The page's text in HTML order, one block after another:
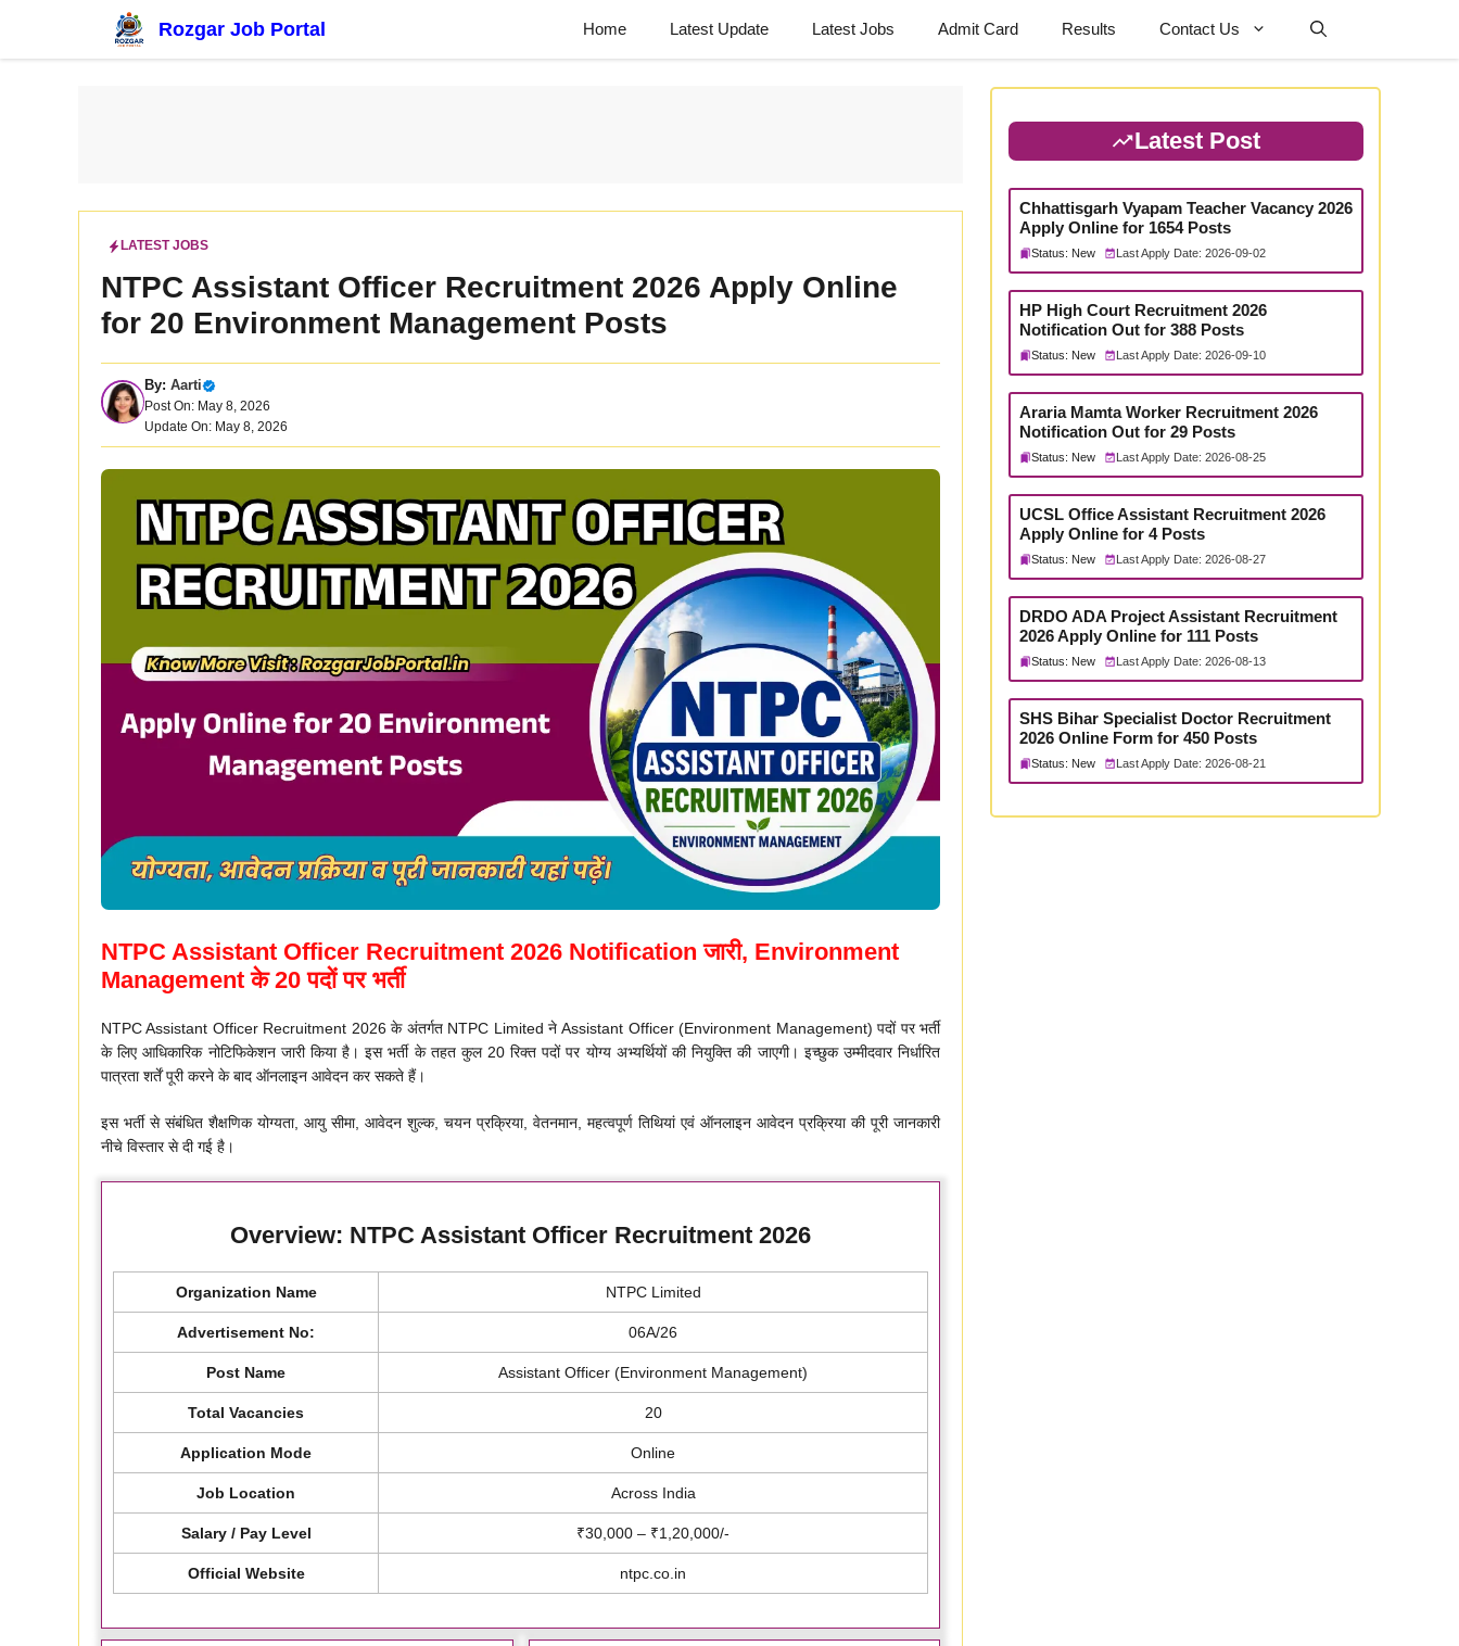
content
Rozgar Job Portal Home Latest Update Latest Jobs Admit Card Results Contact Us
LATEST JOBS
NTPC Assistant Officer Recruitment 2026 Apply Online
for 20 Environment Management Posts
By: Aarti
Post On: May 8, 2026
Update On: May 8, 2026
NTPC Assistant Officer Recruitment 2026 Notification जारी, Environment
Management के 20 पदों पर भर्ती
NTPC Assistant Officer Recruitment 2026 के अंतर्गत NTPC Limited ने Assistant Officer (Environment Management) पदों पर भर्ती
के लिए आधिकारिक नोटिफिकेशन जारी किया है। इस भर्ती के तहत कुल 20 रिक्त पदों पर योग्य अभ्यर्थियों की नियुक्ति की जाएगी। इच्छुक उम्मीदवार निर्धारित
पात्रता शर्तें पूरी करने के बाद ऑनलाइन आवेदन कर सकते हैं।
इस भर्ती से संबंधित शैक्षणिक योग्यता, आयु सीमा, आवेदन शुल्क, चयन प्रक्रिया, वेतनमान, महत्वपूर्ण तिथियां एवं ऑनलाइन आवेदन प्रक्रिया की पूरी जानकारी
नीचे विस्तार से दी गई है।
Overview: NTPC Assistant Officer Recruitment 2026
Organization Name NTPC Limited
Advertisement No: 06A/26
Post Name Assistant Officer (Environment Management)
Total Vacancies 20
Application Mode Online
Job Location Across India
Salary / Pay Level ₹30,000 – ₹1,20,000/-
Official Website ntpc.co.in
Latest Post
Chhattisgarh Vyapam Teacher Vacancy 2026
Apply Online for 1654 Posts
Status: New Last Apply Date: 2026-09-02
HP High Court Recruitment 2026
Notification Out for 388 Posts
Status: New Last Apply Date: 2026-09-10
Araria Mamta Worker Recruitment 2026
Notification Out for 29 Posts
Status: New Last Apply Date: 2026-08-25
UCSL Office Assistant Recruitment 2026
Apply Online for 4 Posts
Status: New Last Apply Date: 2026-08-27
DRDO ADA Project Assistant Recruitment
2026 Apply Online for 111 Posts
Status: New Last Apply Date: 2026-08-13
SHS Bihar Specialist Doctor Recruitment
2026 Online Form for 450 Posts
Status: New Last Apply Date: 2026-08-21